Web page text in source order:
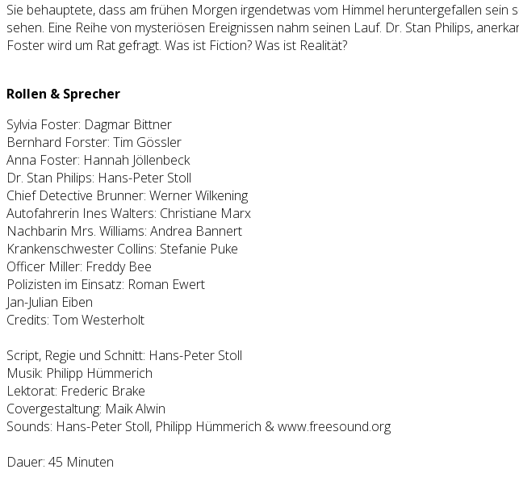
Sie behauptete, dass am frühen Morgen irgendetwas vom Himmel heruntergefallen
sehen. Eine Reihe von mysteriösen Ereignissen nahm seinen Lauf. Dr. Stan Philips,
Foster wird um Rat gefragt. Was ist Fiction? Was ist Realität?
Rollen & Sprecher
Sylvia Foster: Dagmar Bittner
Bernhard Forster: Tim Gössler
Anna Foster: Hannah Jöllenbeck
Dr. Stan Philips: Hans-Peter Stoll
Chief Detective Brunner: Werner Wilkening
Autofahrerin Ines Walters: Christiane Marx
Nachbarin Mrs. Williams: Andrea Bannert
Krankenschwester Collins: Stefanie Puke
Officer Miller: Freddy Bee
Polizisten im Einsatz: Roman Ewert
Jan-Julian Eiben
Credits: Tom Westerholt
Script, Regie und Schnitt: Hans-Peter Stoll
Musik: Philipp Hümmerich
Lektorat: Frederic Brake
Covergestaltung: Maik Alwin
Sounds: Hans-Peter Stoll, Philipp Hümmerich & www.freesound.org
Dauer: 45 Minuten